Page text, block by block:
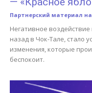
Партнерский материал на
Негативное
назад в Чок-Тале, стало
изменения, которые
беспокоит.